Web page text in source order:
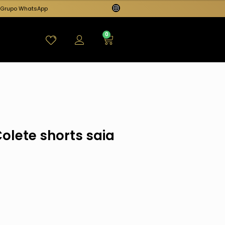
Grupo WhatsApp
0
shorts saia